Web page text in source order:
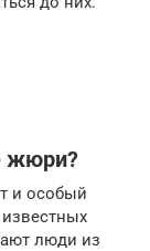
жюри?
и особый
люди из